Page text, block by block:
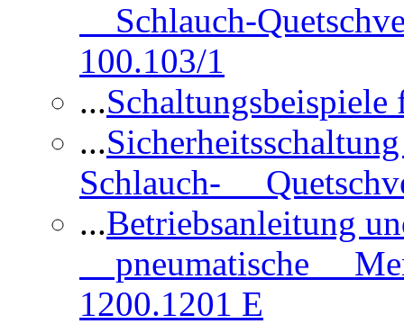
Schlauch-
100.103/1
...
...
Schlauch-
...Betriebsanleitung
pneumatische
1200.1201 E